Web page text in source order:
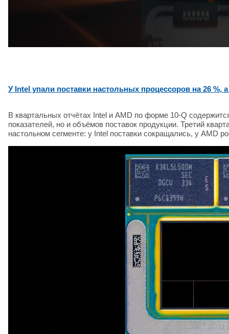
У Intel упали поставки настольных процессоров на 26
В квартальных отчётах Intel и AMD по форме 10-Q
показателей, но и объёмов поставок продукции. Третий
настольном сегменте: у Intel поставки сокращались, у AMD